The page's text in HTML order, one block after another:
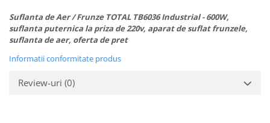
Suflanta de Aer / Frunze TOTAL TB6036 Industrial - 600W,
suflanta puternica la priza de 220v, aparat de suflat frunzele,
suflanta de aer, oferta de pret
Informatii conformitate produs
Review-uri (0)